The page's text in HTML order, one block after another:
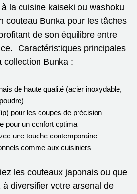
la cuisine kaiseki ou washoku
couteau Bunka pour les tâches
de son équilibre entre
Caractéristiques principales
collection Bunka :
de haute qualité (acier inoxydable,
pour les coupes de précision
pour un confort optimal
une touche contemporaine
comme aux cuisiniers
les couteaux japonais ou que
à diversifier votre arsenal de